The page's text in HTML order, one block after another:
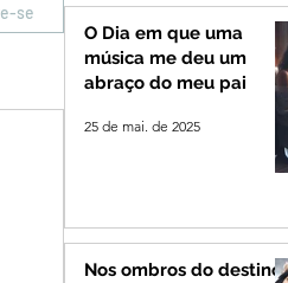
se
O Dia em que uma
música me deu um
abraço do meu pai
25 de mai. de 2025
Nos ombros do destino: